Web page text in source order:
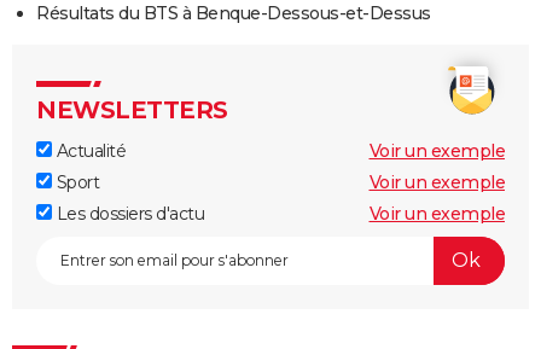
Résultats du BTS à Benque-Dessous-et-Dessus
NEWSLETTERS
Actualité
Voir un exemple
Sport
Voir un exemple
Les dossiers d'actu
Voir un exemple